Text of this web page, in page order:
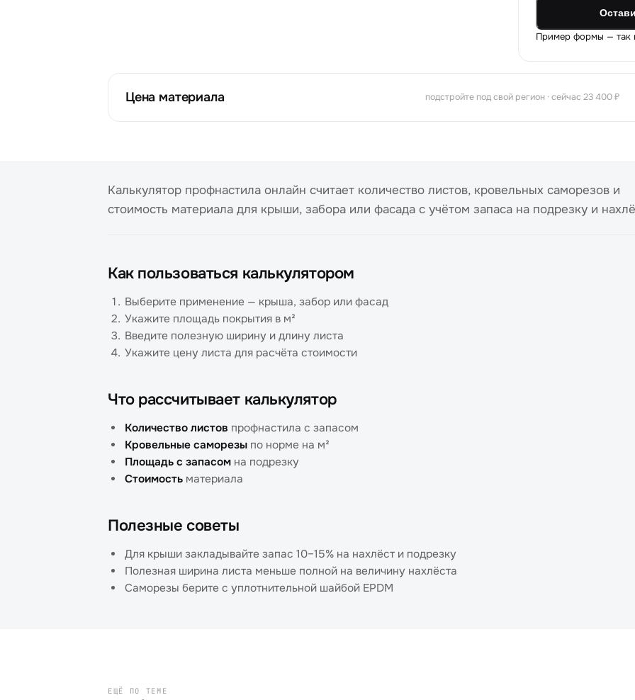
Пример формы — так
Цена материала подстройте под свой регион · сейчас 23 400 ₽
Калькулятор профнастила онлайн считает количество листов, кровельных саморезов и
стоимость материала для крыши, забора или фасада с учётом запаса на подрезку и
Как пользоваться калькулятором
Выберите применение — крыша, забор или фасад
Укажите площадь покрытия в м²
Введите полезную ширину и длину листа
Укажите цену листа для расчёта стоимости
Что рассчитывает калькулятор
Количество листов профнастила с запасом
Кровельные саморезы по норме на м²
Площадь с запасом на подрезку
Стоимость материала
Полезные советы
Для крыши закладывайте запас 10–15% на нахлёст и подрезку
Полезная ширина листа меньше полной на величину нахлёста
Саморезы берите с уплотнительной шайбой EPDM
ЕЩЁ ПО ТЕМЕ